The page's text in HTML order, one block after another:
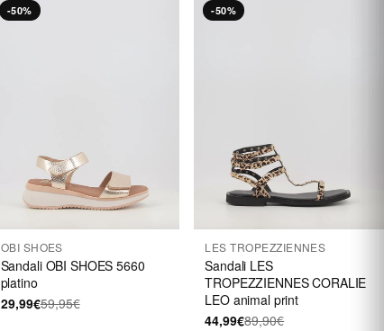
-50%
OBI SHOES
Sandali OBI SHOES 5660
platino
29,99€59,95€
-50%
LES TROPEZZIENNES
Sandali LES
TROPEZZIENNES CORALIE
LEO animal print
44,99€89,90€